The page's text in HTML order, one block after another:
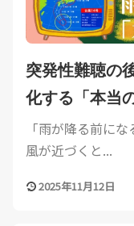
突発性難聴の
化する「本当
「雨が降る前に
風が近づくと...
2025年11月12日